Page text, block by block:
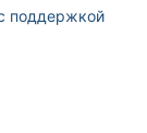
поддержкой